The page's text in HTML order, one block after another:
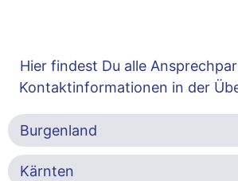
Hier findest Du alle
Kontaktinformationen in der
Burgenland
Kärnten